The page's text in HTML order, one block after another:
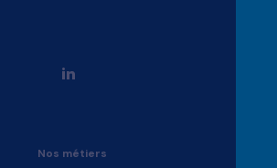
Nos métiers